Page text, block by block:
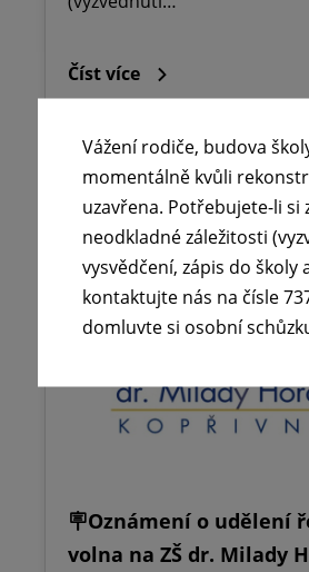
Číst více
🪧Oznámení o udělení
volna na ZŠ dr. Milady
Vážení rodiče, budova
momentálně kvůli
uzavřena. Potřebujete-li si
neodkladné záležitosti
vysvědčení, zápis do školy
kontaktujte nás na čísle
domluvte si osobní